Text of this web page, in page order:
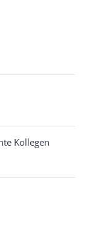
Kollegen